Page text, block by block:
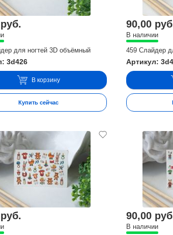
для ногтей 3D объёмный
3d426
В корзину
Купить сейчас
90,00
В наличии
459 Слайдер
Артикул:
90,00
В наличии